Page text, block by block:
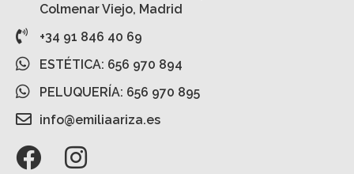
Colmenar Viejo, Madrid
+34 91 846 40 69
ESTÉTICA: 656 970 894
PELUQUERÍA: 656 970 895
info@emiliaariza.es